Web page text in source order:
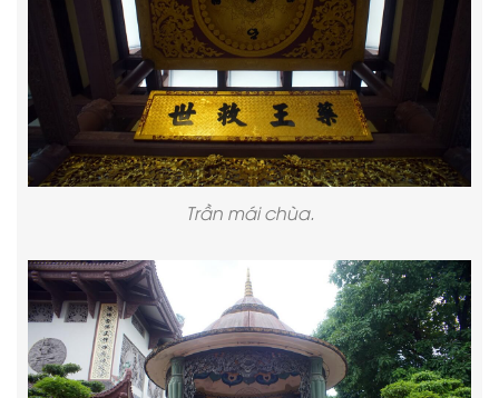
Trần mái chùa.